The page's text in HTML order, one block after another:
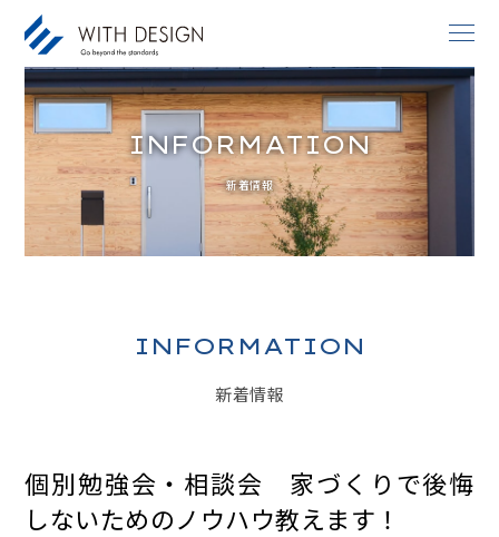
お知らせ / INFORMATION
人生設計 / LIFE PLAN
ご挨拶・会社概要 / ABOUT
INFORMATION
新着情報
INFORMATION
新着情報
個別勉強会・相談会 家づくりで後悔
しないためのノウハウ教えます！